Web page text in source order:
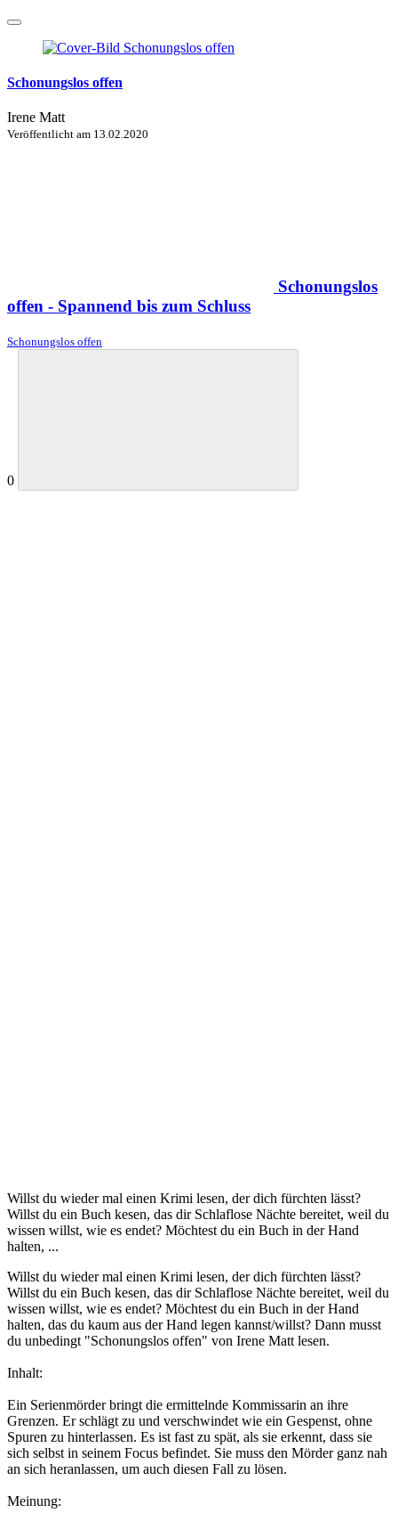
Schonungslos offen
Irene Matt
Veröffentlicht am 13.02.2020
Schonungslos
offen - Spannend bis zum Schluss
Schonungslos offen
0
Willst du wieder mal einen Krimi lesen, der dich fürchten lässt?
Willst du ein Buch kesen, das dir Schlaflose Nächte bereitet, weil du
wissen willst, wie es endet? Möchtest du ein Buch in der Hand
halten, ...
Willst du wieder mal einen Krimi lesen, der dich fürchten lässt?
Willst du ein Buch kesen, das dir Schlaflose Nächte bereitet, weil du
wissen willst, wie es endet? Möchtest du ein Buch in der Hand
halten, das du kaum aus der Hand legen kannst/willst? Dann musst
du unbedingt "Schonungslos offen" von Irene Matt lesen.
Inhalt:
Ein Serienmörder bringt die ermittelnde Kommissarin an ihre
Grenzen. Er schlägt zu und verschwindet wie ein Gespenst, ohne
Spuren zu hinterlassen. Es ist fast zu spät, als sie erkennt, dass sie
sich selbst in seinem Focus befindet. Sie muss den Mörder ganz nah
an sich heranlassen, um auch diesen Fall zu lösen.
Meinung: